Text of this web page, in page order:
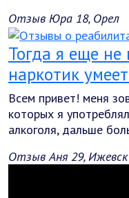
Отзыв Юра 18, Орел
Тогда я еще
наркотик
Всем привет! меня
которых я
алкоголя, дальше
Отзыв Аня 29, Ижевск